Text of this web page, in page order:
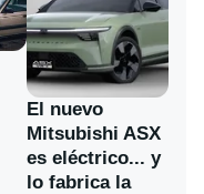
El nuevo
Mitsubishi ASX
es eléctrico... y
lo fabrica la